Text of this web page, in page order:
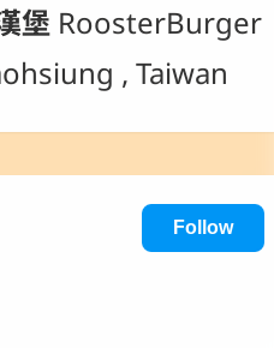
堡 RoosterBurger
, Taiwan
Follow